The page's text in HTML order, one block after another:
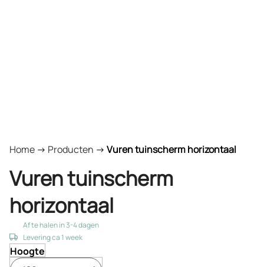
Home -> Producten -> Vuren tuinscherm horizontaal
Vuren tuinscherm
horizontaal
Af te halen in 3-4 dagen
Levering ca 1 week
Hoogte